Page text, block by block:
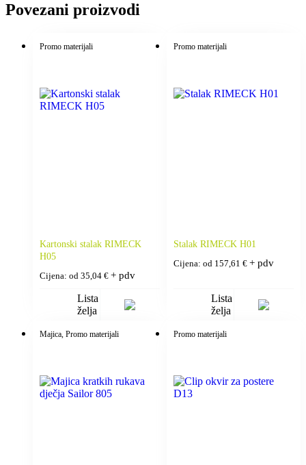
Povezani proizvodi
Promo materijali
Kartonski stalak RIMECK
H05
Cijena: od 35,04 € + pdv
Lista
želja
Promo materijali
Stalak RIMECK H01
Cijena: od 157,61 € + pdv
Lista
želja
Majica, Promo materijali Promo materijali